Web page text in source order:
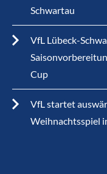
Schwartau
VfL Lübeck-
Cup
VfL startet
Weihnachtsspiel